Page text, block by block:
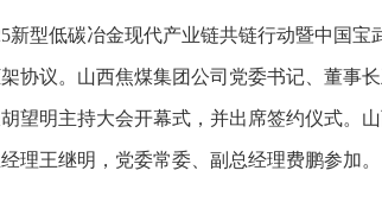
新型低碳冶金现代产业链共链行动暨中国
协议。山西焦煤集团公司党委书记、董事
望明主持大会开幕式，并出席签约仪式。
理王继明，党委常委、副总经理费鹏参加。